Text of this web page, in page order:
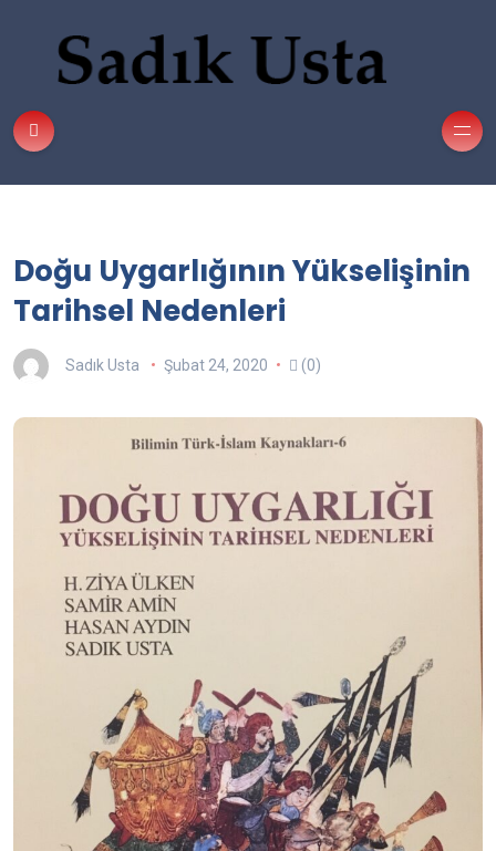
Doğu Uygarlığının Yükselişinin
Tarihsel Nedenleri
Sadık Usta Şubat 24, 2020 (0)